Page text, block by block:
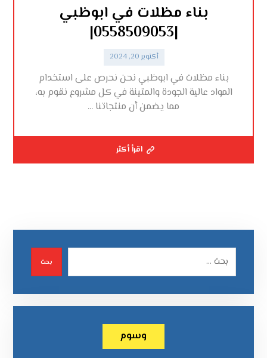
بناء مظلات في ابوظبي
|0558509053|
أكتوبر 20, 2024
بناء مظلات في ابوظبي نحن نحرص على استخدام
المواد عالية الجودة والمتينة في كل مشروع نقوم به،
مما يضمن أن منتجاتنا ...
اقرأ أكثر
بحث
وسوم